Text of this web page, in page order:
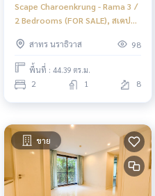
Scape Charoenkrung - Rama 3 /
2 Bedrooms (FOR SALE), สเคป
(ขาย) JSMN258
สาทร นราธิวาส 98
พื้นที่ : 44.39 ตร.ม.
2 1 8
ขาย